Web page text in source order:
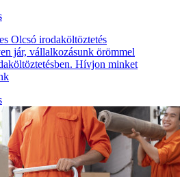
Olcsó irodaköltöztetés
jár, vállalkozásunk örömmel
Hívjon minket